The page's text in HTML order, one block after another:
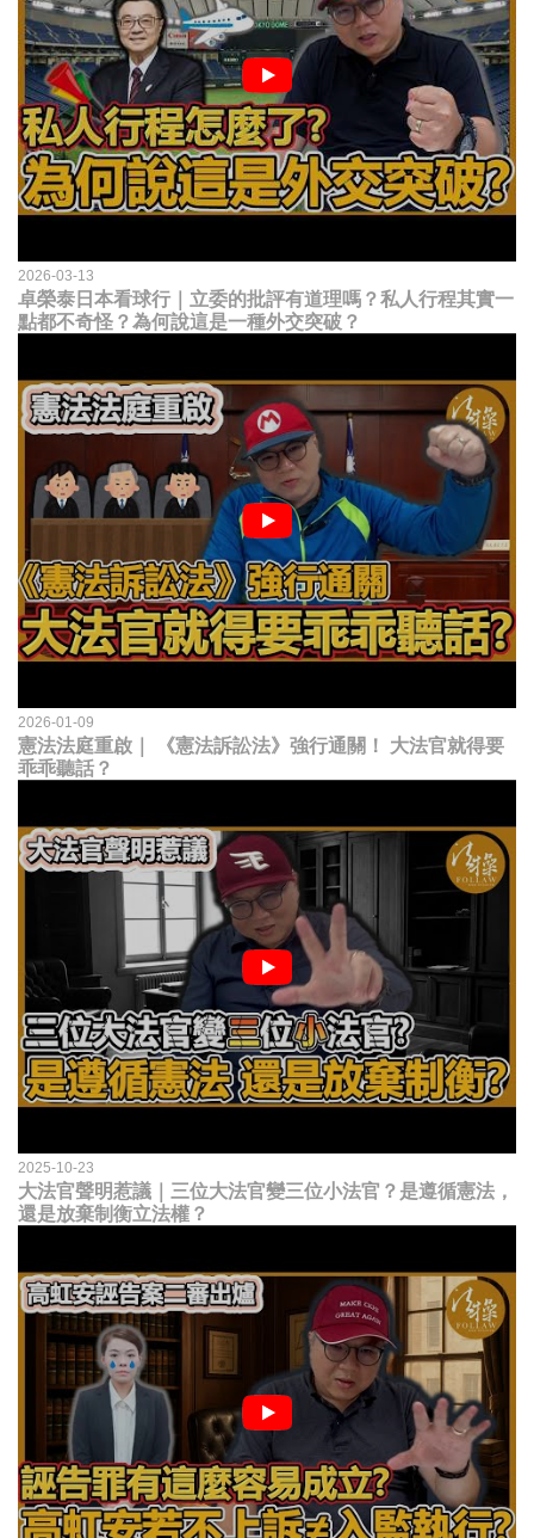
2026-03-13
卓榮泰日本看球行｜立委的批評有道理嗎？私人行程其實一
點都不奇怪？為何說這是一種外交突破？
2026-01-09
憲法法庭重啟｜ 《憲法訴訟法》強行通關！ 大法官就得要
乖乖聽話？
2025-10-23
大法官聲明惹議｜三位大法官變三位小法官？是遵循憲法，
還是放棄制衡立法權？